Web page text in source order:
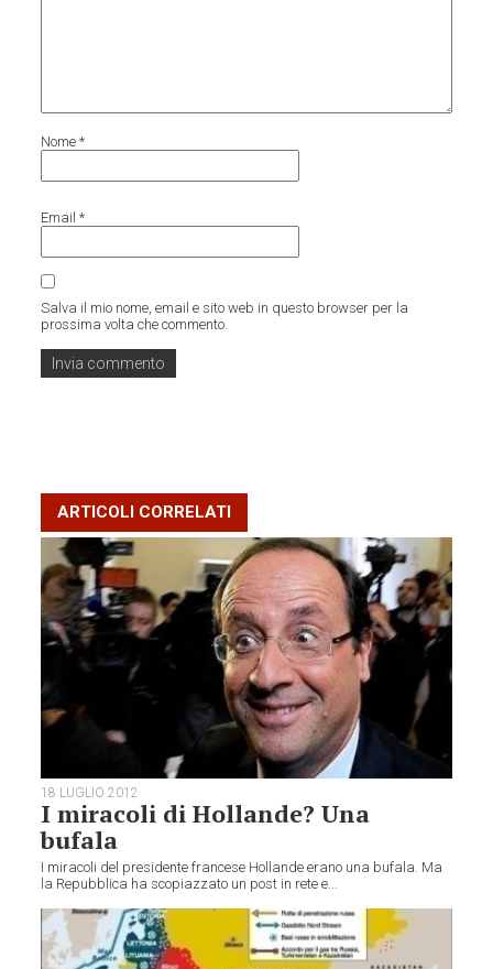
Nome*
Email*
Salva il mio nome, email e sito web in questo browser per la
prossima volta che commento.
ARTICOLI CORRELATI
18 LUGLIO 2012
I miracoli di Hollande? Una
bufala
I miracoli del presidente francese Hollande erano una bufala. Ma
la Repubblica ha scopiazzato un post in rete e...